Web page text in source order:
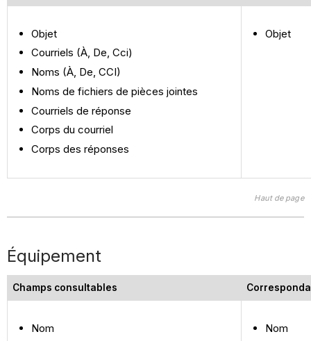
Objet
Courriels (À, De, Cci)
Noms (À, De, CCI)
Noms de fichiers de pièces jointes
Courriels de réponse
Corps du courriel
Corps des réponses
Objet
Haut de page
Équipement
Champs consultables
Nom
Nom